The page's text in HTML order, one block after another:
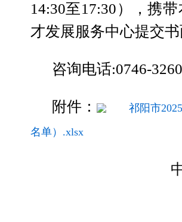
14:30至17:30），携
才发展服务中心提交
咨询电话:0746-
附件：
祁阳市
名单）.xlsx